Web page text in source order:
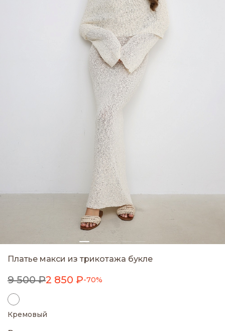
Платье макси из трикотажа букле
9 500 ₽2 850 ₽-70%
Кремовый